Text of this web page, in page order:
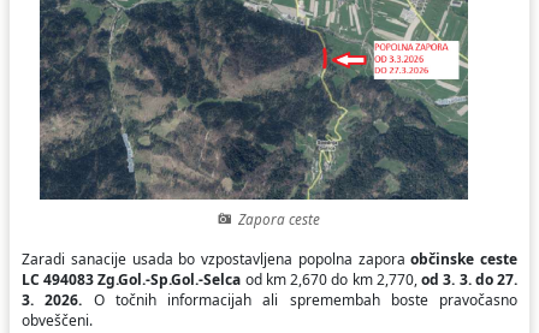
Zapora ceste
Zaradi sanacije usada bo vzpostavljena popolna zaporaobčinske ceste
LC 494083 Zg.Gol.-Sp.Gol.-Selca od km 2,670 do km 2,770,od 3. 3. do 27.
3. 2026. O točnih informacijah ali spremembah boste pravočasno
obveščeni.
Ceniki
Fotogalerija
Varstvo osebnih podatkov
Katalog informacij javnega značaja
Proračun občine
Koledar odvoza odpadkov
Varuhov kotiček
Uradni dokumenti in povezave